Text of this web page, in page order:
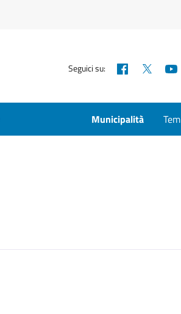
Seguici su: Facebook
Municipalità